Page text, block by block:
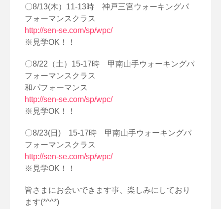
〇8/13(木）11-13時 神戸三宮ウォーキングパ
フォーマンスクラス
http://sen-se.com/sp/wpc/
※見学OK！！
〇8/22（土）15-17時 甲南山手ウォーキングパ
フォーマンスクラス
和パフォーマンス
http://sen-se.com/sp/wpc/
※見学OK！！
〇8/23(日) 15-17時 甲南山手ウォーキングパ
フォーマンスクラス
http://sen-se.com/sp/wpc/
※見学OK！！
皆さまにお会いできます事、楽しみにしており
ます(*^^*)